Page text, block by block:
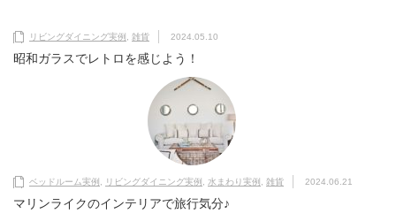
リビングダイニング実例 雑貨 2024.05.10
昭和ガラスでレトロを感じよう！
ベッドルーム実例 リビングダイニング実例 水まわり実例 雑貨 2024.06.21
マリンライクのインテリアで旅行気分♪